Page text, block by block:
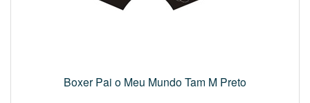
Boxer Pai o Meu Mundo Tam M Preto